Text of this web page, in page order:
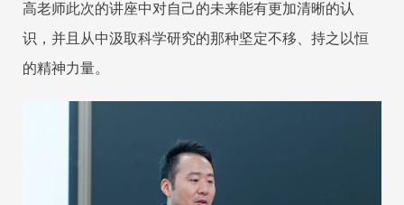
高老师此次的讲座中对自己的未来能有更加清晰的认
识，并且从中汲取科学研究的那种坚定不移、持之以恒
的精神力量。